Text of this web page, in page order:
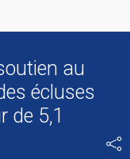
au
écluses
de 5,1